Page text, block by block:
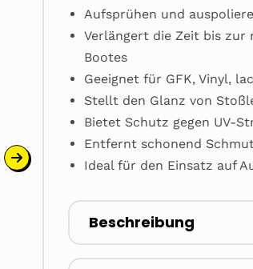
00:00
Aufsprühen und
Verlängert die Zeit bis zur
Bootes
Geeignet für GFK, Vinyl,
Stellt den Glanz von
Bietet Schutz gegen UV-
Entfernt schonend
Ideal für den Einsatz auf
Beschreibung